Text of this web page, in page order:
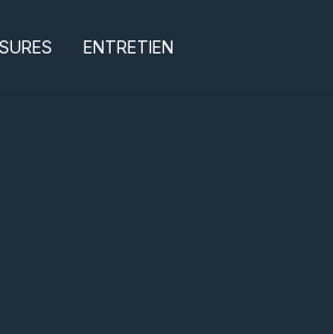
ENTRETIEN